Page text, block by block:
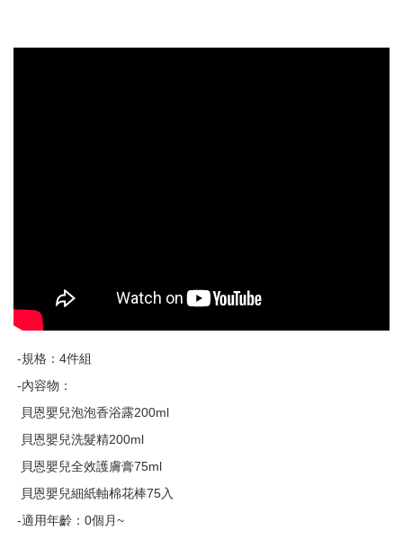
-規格：4件組
-內容物：
貝恩嬰兒泡泡香浴露200ml
貝恩嬰兒洗髮精200ml
貝恩嬰兒全效護膚膏75ml
貝恩嬰兒細紙軸棉花棒75入
-適用年齡：0個月~